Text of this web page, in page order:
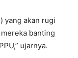
yang akan rugi
banting
ujarnya.